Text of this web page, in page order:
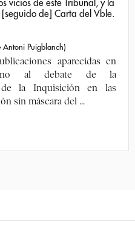
vicios de este Tribunal, y la
de] Carta del Vble.
Antoni Puigblanch)
aparecidas en
al debate de la
de la Inquisición en las
sin máscara del ...